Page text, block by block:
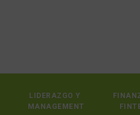
LIDERAZGO Y
MANAGEMENT